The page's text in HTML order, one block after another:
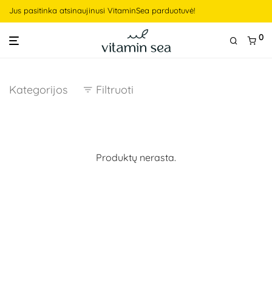
Jus pasitinka atsinaujinusi VitaminSea parduotuvė!
0
Kategorijos Filtruoti
Produktų nerasta.